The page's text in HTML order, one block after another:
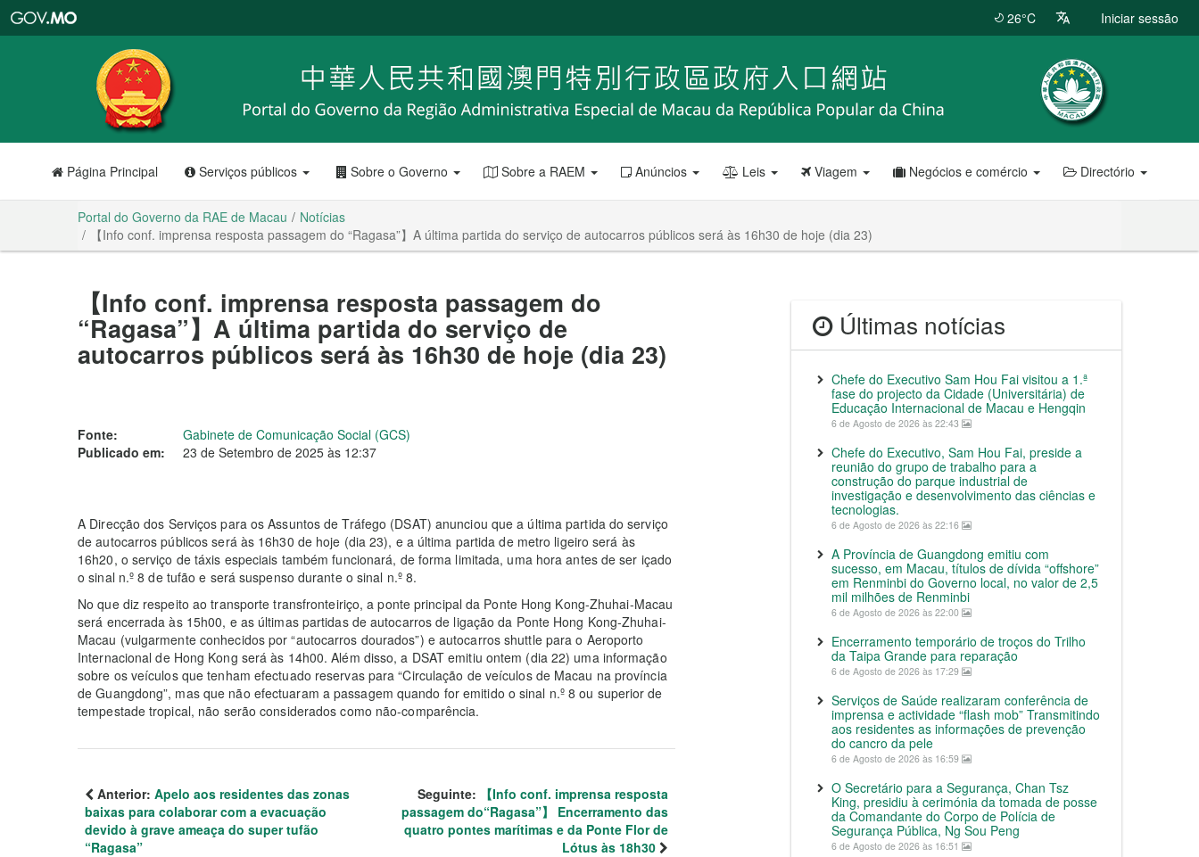
RAE
de
Macau
26°C Iniciar sessão
Página Principal Serviços públicos Sobre o Governo Sobre a RAEM Anúncios Leis Viagem Negócios e comércio Directório
Portal do Governo da RAE de Macau
Notícias
【Info conf. imprensa resposta passagem do “Ragasa”】A última partida do serviço de autocarros públicos será às 16h30 de hoje (dia 23)
【Info conf. imprensa resposta passagem do
“Ragasa”】A última partida do serviço de
autocarros públicos será às 16h30 de hoje (dia 23)
Fonte:
Gabinete de Comunicação Social (GCS)
Publicado em:
23 de Setembro de 2025 às 12:37
A Direcção dos Serviços para os Assuntos de Tráfego (DSAT) anunciou que a última partida do serviço
de autocarros públicos será às 16h30 de hoje (dia 23), e a última partida de metro ligeiro será às
16h20, o serviço de táxis especiais também funcionará, de forma limitada, uma hora antes de ser içado
o sinal n.º 8 de tufão e será suspenso durante o sinal n.º 8.
No que diz respeito ao transporte transfronteiriço, a ponte principal da Ponte Hong Kong-Zhuhai-Macau
será encerrada às 15h00, e as últimas partidas de autocarros de ligação da Ponte Hong Kong-Zhuhai-
Macau (vulgarmente conhecidos por “autocarros dourados”) e autocarros shuttle para o Aeroporto
Internacional de Hong Kong será às 14h00. Além disso, a DSAT emitiu ontem (dia 22) uma informação
sobre os veículos que tenham efectuado reservas para “Circulação de veículos de Macau na província
de Guangdong”, mas que não efectuaram a passagem quando for emitido o sinal n.º 8 ou superior de
tempestade tropical, não serão considerados como não-comparência.
Anterior: Apelo aos residentes das zonas
baixas para colaborar com a evacuação
devido à grave ameaça do super tufão
“Ragasa”
Seguinte:
【Info conf. imprensa resposta
passagem do“Ragasa”】 Encerramento das
quatro pontes marítimas e da Ponte Flor de
Lótus às 18h30
Últimas notícias
Chefe do Executivo Sam Hou Fai visitou a 1.ª
fase do projecto da Cidade (Universitária) de
Educação Internacional de Macau e Hengqin
6 de Agosto de 2026 às 22:43
Chefe do Executivo, Sam Hou Fai, preside a
reunião do grupo de trabalho para a
construção do parque industrial de
investigação e desenvolvimento das ciências e
tecnologias.
6 de Agosto de 2026 às 22:16
A Província de Guangdong emitiu com
sucesso, em Macau, títulos de dívida “offshore”
em Renminbi do Governo local, no valor de 2,5
mil milhões de Renminbi
6 de Agosto de 2026 às 22:00
Encerramento temporário de troços do Trilho
da Taipa Grande para reparação
6 de Agosto de 2026 às 17:29
Serviços de Saúde realizaram conferência de
imprensa e actividade “flash mob” Transmitindo
aos residentes as informações de prevenção
do cancro da pele
6 de Agosto de 2026 às 16:59
O Secretário para a Segurança, Chan Tsz
King, presidiu à cerimónia da tomada de posse
da Comandante do Corpo de Polícia de
Segurança Pública, Ng Sou Peng
6 de Agosto de 2026 às 16:51